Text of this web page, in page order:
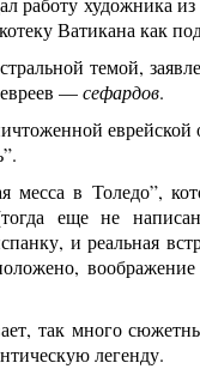
Ватикана как
темой,
—сефардов.
месса в Толедо”,
еще не
и реальная
воображение
так много
легенду.